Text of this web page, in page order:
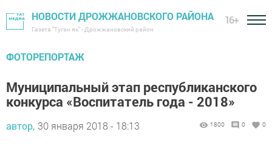
НОВОСТИ ДРОЖЖАНОВСКОГО РАЙОНА
Газета "Туган як" - Дрожжановский район
16+
ФОТОРЕПОРТАЖ
Муниципальный этап республиканского
конкурса «Воспитатель года - 2018»
автор, 30 января 2018 - 18:13 1800 0 0